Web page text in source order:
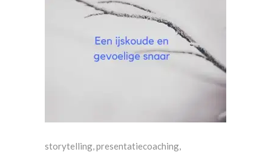
storytelling, presentatiecoaching,